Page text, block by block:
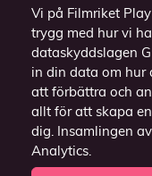
Vi på Filmriket
trygg med hur vi
dataskyddslagen
in din data om hur
att förbättra och
allt för att skapa
dig. Insamlingen
Analytics.